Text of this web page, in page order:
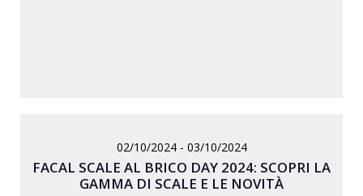
02/10/2024 - 03/10/2024
FACAL SCALE AL BRICO DAY 2024: SCOPRI LA
GAMMA DI SCALE E LE NOVITÀ